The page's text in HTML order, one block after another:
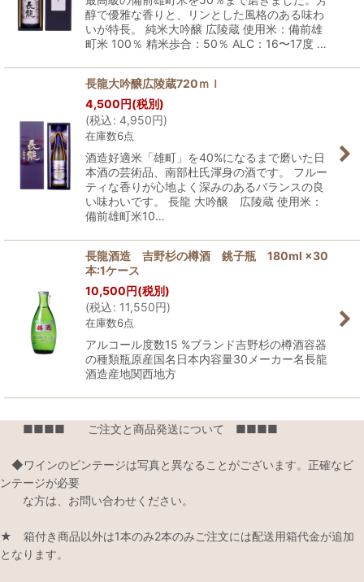
醇で優雅な香りと、リンとした風格のある味わ
いが特長。 純米大吟醸 広陵蔵 使用米：備前雄
町米 100％ 精米歩合：50％ ALC：16〜17度 …
長龍大吟醸広陵蔵720ｍｌ
4,500円(税別)
(税込: 4,950円)
在庫数6点
酒造好適米「雄町」を40%になるまで磨いた日
本酒の芸術品、南部杜氏渾身の酒です。 フルー
ティな香りが心地よく深みのあるバランスの良
い味わいです。 長龍 大吟醸 広陵蔵 使用米：
備前雄町米10…
長龍酒造 吉野杉の樽酒 銚子瓶 180ml ×30
本:1ケース
10,500円(税別)
(税込: 11,550円)
在庫数6点
アルコール度数15 %ブランド吉野杉の樽酒容器
の種類瓶原産国名日本内容量30メーカー名長龍
酒造産地関西地方
■■■■ ご注文と商品発送について ■■■■
◆ワインのビンテージは写真と異なることがございます。正確なビ
ンテージが必要
な方は、お問い合わせください。
★ 箱付き商品以外は1本のみ2本のみご注文には配送用箱代金が追加
となります。